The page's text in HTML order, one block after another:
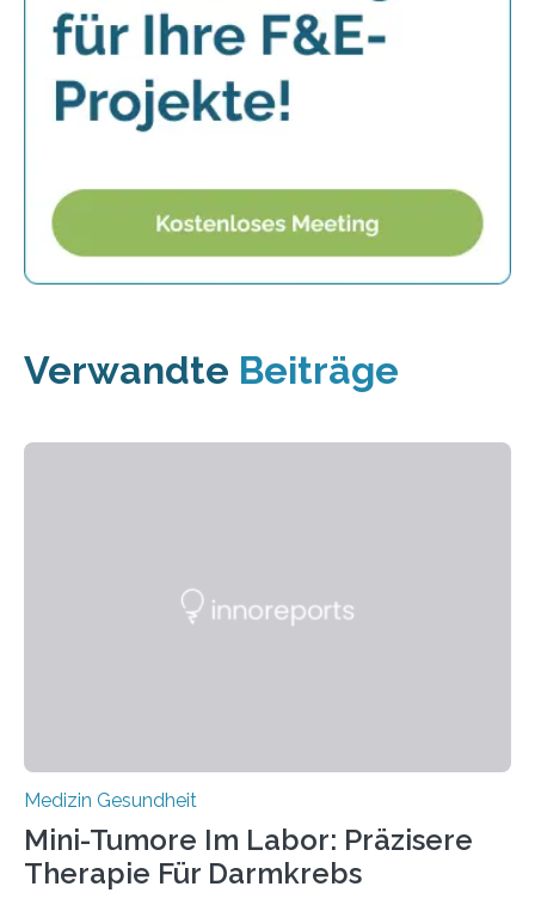
Verwandte Beiträge
Medizin Gesundheit
Mini-Tumore Im Labor: Präzisere
Therapie Für Darmkrebs